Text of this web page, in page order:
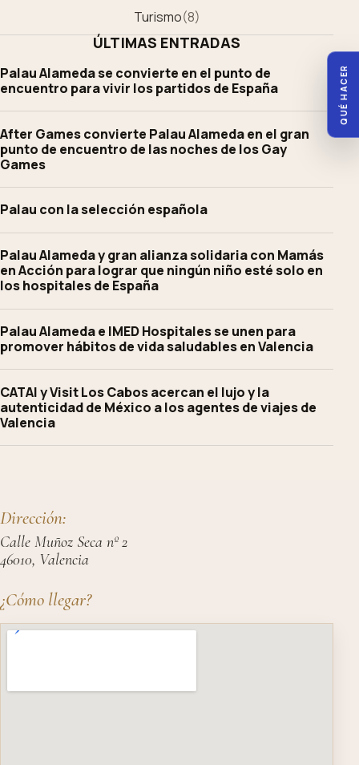
QUÉ HACER
Turismo(8)
ÚLTIMAS ENTRADAS
Palau Alameda se convierte en el punto de
encuentro para vivir los partidos de España
After Games convierte Palau Alameda en el gran
punto de encuentro de las noches de los Gay
Games
Palau con la selección española
Palau Alameda y gran alianza solidaria con Mamás
en Acción para lograr que ningún niño esté solo en
los hospitales de España
Palau Alameda e IMED Hospitales se unen para
promover hábitos de vida saludables en Valencia
CATAI y Visit Los Cabos acercan el lujo y la
autenticidad de México a los agentes de viajes de
Valencia
Dirección:
Calle Muñoz Seca nº 2
46010, Valencia
¿Cómo llegar?